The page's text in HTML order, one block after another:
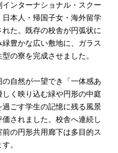
ンターナショナル・スクー
本人・帰国子女・海外留学
た。既存の校舎が円弧状に
豊かな広い敷地に、ガラス
の寮を完成させました。
自然が一望でき「一体感あ
く映り込む緑や円形の中庭
ごす学生の記憶に残る風景
されました。校舎へ連続し
の円形共用廊下は多目的ス
。